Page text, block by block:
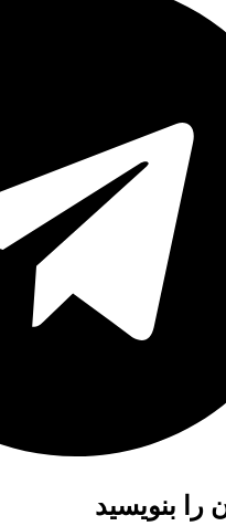
را بنویسید